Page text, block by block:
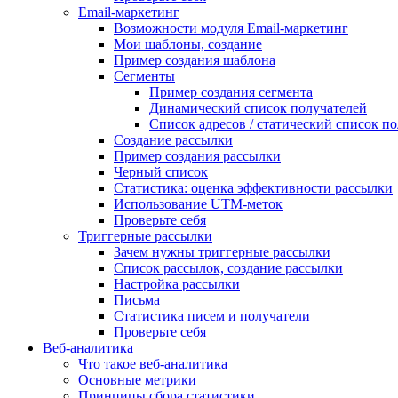
Email-маркетинг
Возможности модуля Email-маркетинг
Мои шаблоны, создание
Пример создания шаблона
Сегменты
Пример создания сегмента
Динамический список получателей
Список адресов / статический список
Создание рассылки
Пример создания рассылки
Черный список
Статистика: оценка эффективности рассылки
Использование UTM-меток
Проверьте себя
Триггерные рассылки
Зачем нужны триггерные рассылки
Список рассылок, создание рассылки
Настройка рассылки
Письма
Статистика писем и получатели
Проверьте себя
Веб-аналитика
Что такое веб-аналитика
Основные метрики